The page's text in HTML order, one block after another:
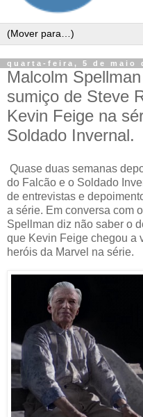
quarta-feira, 5 de maio
Malcolm
sumiço de Steve
Kevin Feige na
Soldado Invernal.
Quase duas semanas
do Falcão e o Soldado
de entrevistas e
a série. Em conversa com
Spellman diz não saber o
que Kevin Feige chegou a
heróis da Marvel na série.